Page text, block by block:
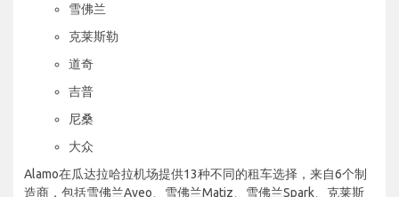
雪佛兰
克莱斯勒
道奇
吉普
尼桑
大众
Alamo在瓜达拉哈拉机场提供13种不同的租车选择，来自6个制
造商，包括雪佛兰Aveo、雪佛兰Matiz、雪佛兰Spark、克莱斯